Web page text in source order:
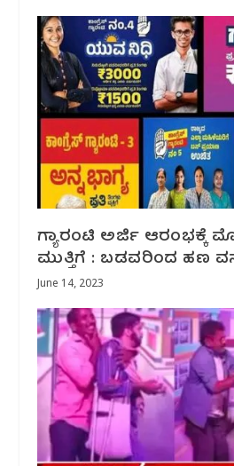
ಗ್ಯಾರಂಟಿ ಅರ್ಜಿ ಆರಂಭಕ್ಕೆ
ಮುತ್ತಿಗೆ : ಬಡವರಿಂದ ಹಣ
June 14, 2023